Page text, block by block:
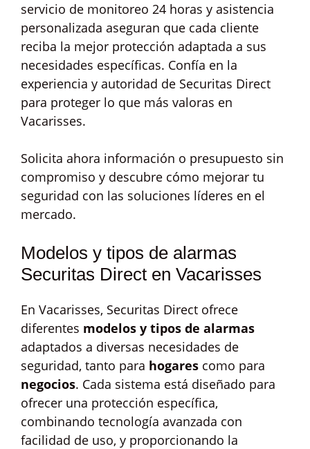
servicio de monitoreo 24 horas y asistencia
personalizada aseguran que cada cliente
reciba la mejor protección adaptada a sus
necesidades específicas. Confía en la
experiencia y autoridad de Securitas Direct
para proteger lo que más valoras en
Vacarisses.
Solicita ahora información o presupuesto sin
compromiso y descubre cómo mejorar tu
seguridad con las soluciones líderes en el
mercado.
Modelos y tipos de alarmas
Securitas Direct en Vacarisses
En Vacarisses, Securitas Direct ofrece
diferentes modelos y tipos de alarmas
adaptados a diversas necesidades de
seguridad, tanto para hogares como para
negocios. Cada sistema está diseñado para
ofrecer una protección específica,
combinando tecnología avanzada con
facilidad de uso, y proporcionando la